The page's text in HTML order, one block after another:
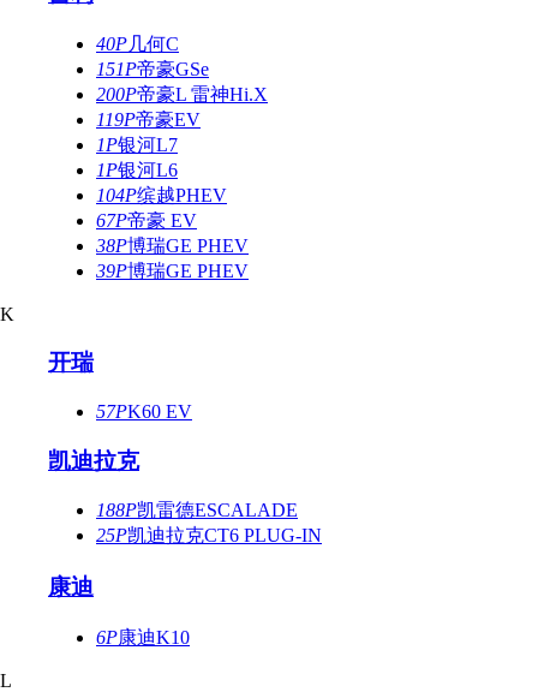
40P几何C
151P帝豪GSe
200P帝豪L 雷神Hi.X
119P帝豪EV
1P银河L7
1P银河L6
104P缤越PHEV
67P帝豪 EV
38P博瑞GE PHEV
39P博瑞GE PHEV
K
开瑞
57PK60 EV
凯迪拉克
188P凯雷德ESCALADE
25P凯迪拉克CT6 PLUG-IN
康迪
6P康迪K10
L